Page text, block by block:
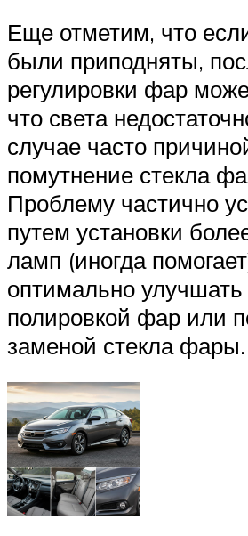
Еще отметим, что
были приподняты,
регулировки фар
что света
случае часто
помутнение стекла
Проблему частично
путем установки
ламп (иногда
оптимально улучшать
полировкой фар или
заменой стекла фары.